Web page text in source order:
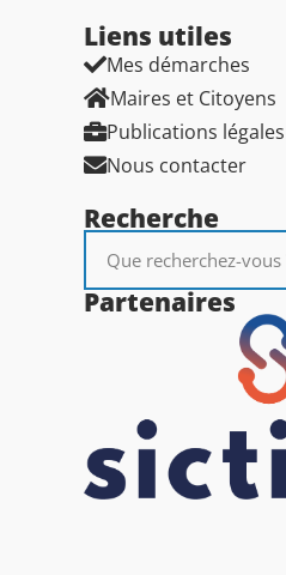
Liens utiles​
Mes démarches
Maires et Citoyens
Publications légales
Nous contacter
Recherche
Partenaires